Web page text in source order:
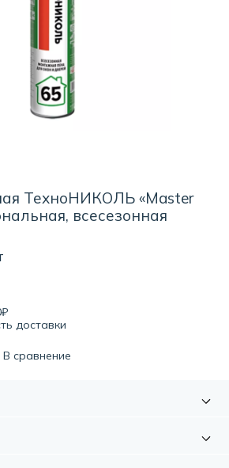
ТехноНИКОЛЬ «Master
всесезонная
доставки
В сравнение
– это надежный и